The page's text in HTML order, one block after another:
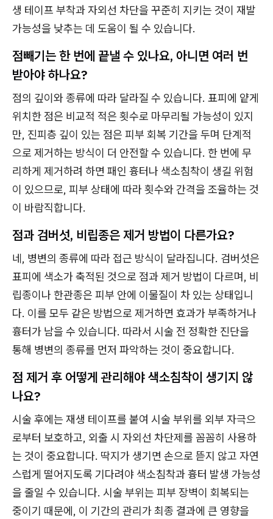
생 테이프 부착과 자외선 차단을 꾸준히 지키는 것이 재발
가능성을 낮추는 데 도움이 될 수 있습니다.
점빼기는 한 번에 끝낼 수 있나요, 아니면 여러 번
받아야 하나요?
점의 깊이와 종류에 따라 달라질 수 있습니다. 표피에 얕게
위치한 점은 비교적 적은 횟수로 마무리될 가능성이 있지
만, 진피층 깊이 있는 점은 피부 회복 기간을 두며 단계적
으로 제거하는 방식이 더 안전할 수 있습니다. 한 번에 무
리하게 제거하려 하면 패인 흉터나 색소침착이 생길 위험
이 있으므로, 피부 상태에 따라 횟수와 간격을 조율하는 것
이 바람직합니다.
점과 검버섯, 비립종은 제거 방법이 다른가요?
네, 병변의 종류에 따라 접근 방식이 달라집니다. 검버섯은
표피에 색소가 축적된 것으로 점과 제거 방법이 다르며, 비
립종이나 한관종은 피부 안에 이물질이 차 있는 상태입니
다. 이를 모두 같은 방법으로 제거하면 효과가 부족하거나
흉터가 남을 수 있습니다. 따라서 시술 전 정확한 진단을
통해 병변의 종류를 먼저 파악하는 것이 중요합니다.
점 제거 후 어떻게 관리해야 색소침착이 생기지 않
나요?
시술 후에는 재생 테이프를 붙여 시술 부위를 외부 자극으
로부터 보호하고, 외출 시 자외선 차단제를 꼼꼼히 사용하
는 것이 중요합니다. 딱지가 생기면 손으로 뜯지 않고 자연
스럽게 떨어지도록 기다려야 색소침착과 흉터 발생 가능성
을 줄일 수 있습니다. 시술 부위는 피부 장벽이 회복되는
중이기 때문에, 이 기간의 관리가 최종 결과에 큰 영향을